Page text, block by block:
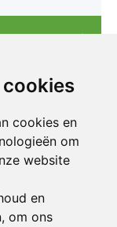
cookies en
om
website
en
om ons